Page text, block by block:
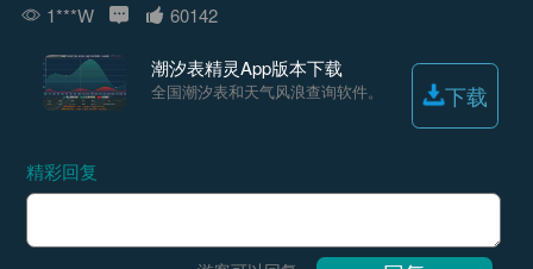
1***W 60142
潮汐表精灵App版本下载
全国潮汐表和天气风浪查询软件。 下载
精彩回复